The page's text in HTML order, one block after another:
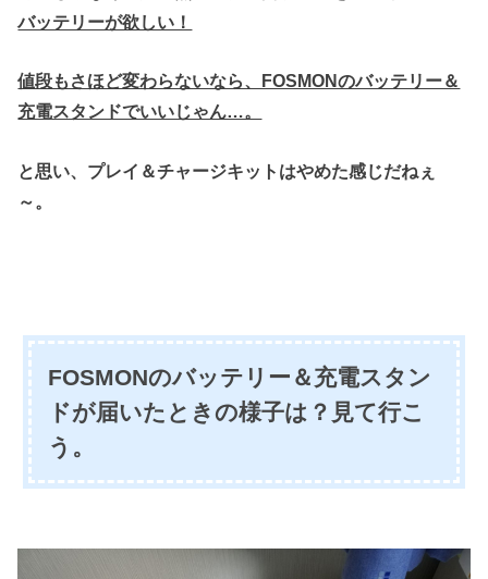
バッテリーが欲しい！
値段もさほど変わらないなら、FOSMONのバッテリー＆
充電スタンドでいいじゃん…。
と思い、プレイ＆チャージキットはやめた感じだねぇ
～。
FOSMONのバッテリー＆充電スタン
ドが届いたときの様子は？見て行こ
う。